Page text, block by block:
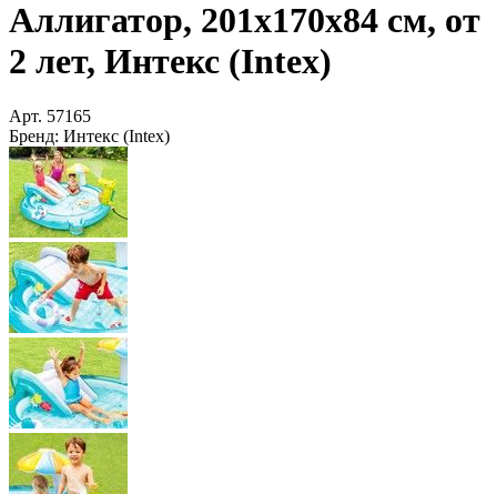
Аллигатор, 201х170х84 см, от
2 лет, Интекс (Intex)
Арт. 57165
Бренд: Интекс (Intex)